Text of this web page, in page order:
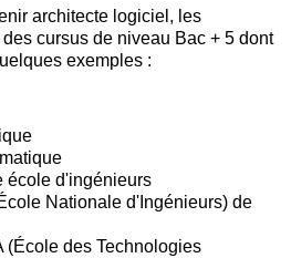
architecte logiciel, les
cursus de niveau Bac + 5 dont
exemples :
école d'ingénieurs
Nationale d'Ingénieurs) de
(École des Technologies